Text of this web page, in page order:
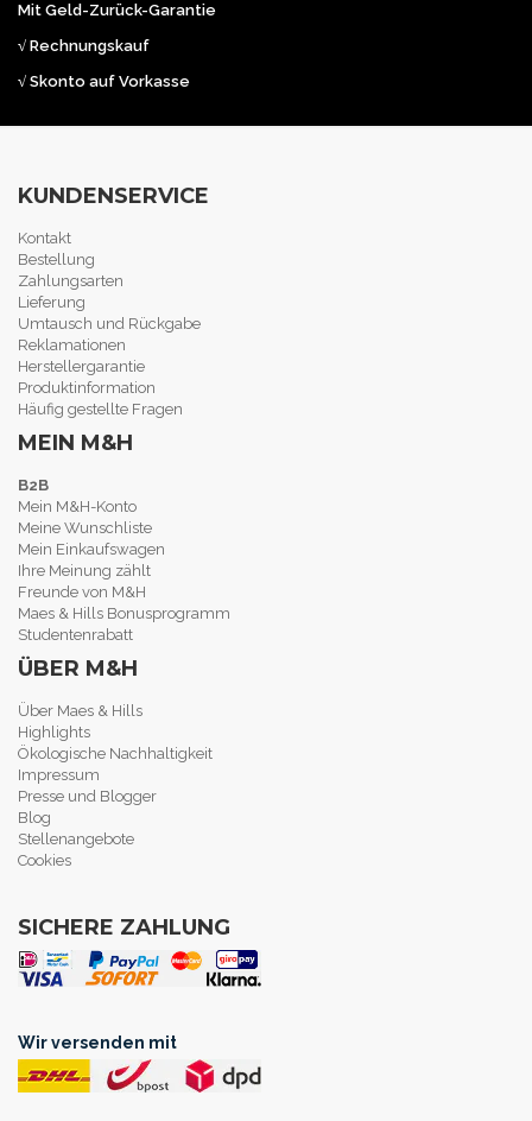
Mit Geld-Zurück-Garantie
√ Rechnungskauf
√ Skonto auf Vorkasse
KUNDENSERVICE
Kontakt
Bestellung
Zahlungsarten
Lieferung
Umtausch und Rückgabe
Reklamationen
Herstellergarantie
Produktinformation
Häufig gestellte Fragen
MEIN M&H
B2B
Mein M&H-Konto
Meine Wunschliste
Mein Einkaufswagen
Ihre Meinung zählt
Freunde von M&H
Maes & Hills Bonusprogramm
Studentenrabatt
ÜBER M&H
Über Maes & Hills
Highlights
Ökologische Nachhaltigkeit
Impressum
Presse und Blogger
Blog
Stellenangebote
Cookies
SICHERE ZAHLUNG
Wir versenden mit